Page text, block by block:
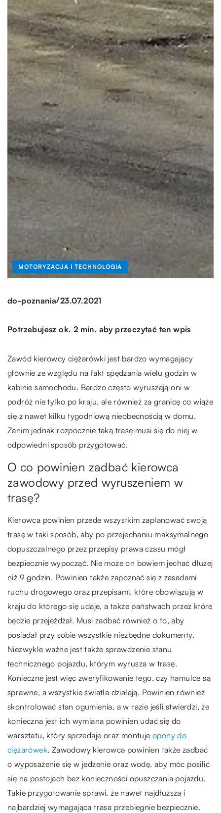
MOTORYZACJA I TECHNOLOGIA
do-poznania/23.07.2021
Potrzebujesz ok. 2 min. aby przeczytać ten wpis
Zawód kierowcy ciężarówki jest bardzo wymagający
głównie ze względu na fakt spędzania wielu godzin w
kabinie samochodu. Bardzo często wyruszają oni w
podróż nie tylko po kraju, ale również za granicę co wiąże
się z nawet kilku tygodniową nieobecnością w domu.
Zanim jednak rozpocznie taką trasę musi się do niej w
odpowiedni sposób przygotować.
O co powinien zadbać kierowca
zawodowy przed wyruszeniem w
trasę?
Kierowca powinien przede wszystkim zaplanować swoją
trasę w taki sposób, aby po przejechaniu maksymalnego
dopuszczalnego przez przepisy prawa czasu mógł
bezpiecznie wypocząć. Nie może on bowiem jechać dłużej
niż 9 godzin. Powinien także zapoznać się z zasadami
ruchu drogowego oraz przepisami, które obowiązują w
kraju do którego się udaje, a także państwach przez które
będzie przejeżdżał. Musi zadbać również o to, aby
posiadał przy sobie wszystkie niezbędne dokumenty.
Niezwykle ważne jest także sprawdzenie stanu
technicznego pojazdu, którym wyrusza w trasę.
Konieczne jest więc zweryfikowanie tego, czy hamulce są
sprawne, a wszystkie światła działają. Powinien również
skontrolować stan ogumienia, a w razie jeśli stwierdzi, że
konieczna jest ich wymiana powinien udać się do
warsztatu, który sprzedaje oraz montuje opony do
ciężarówek. Zawodowy kierowca powinien także zadbać
o wyposażenie się w jedzenie oraz wodę, aby móc posilić
się na postojach bez konieczności opuszczania pojazdu.
Takie przygotowanie sprawi, że nawet najdłuższa i
najbardziej wymagająca trasa przebiegnie bezpiecznie.